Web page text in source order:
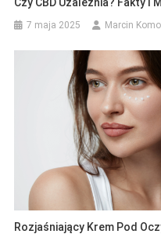
Czy CBD Uzależnia? Fakty I
7 maja 2025 Marcin
Rozjaśniający Krem Pod